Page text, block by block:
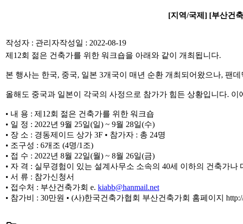
[지역/국제] [부산건
작성자 : 관리자작성일 : 2022-08-19
제12회 젊은 건축가를 위한 워크숍을 아래와 같이 개최됩니다.
본 행사는 한국, 중국, 일본 3개국이 매년 순환 개최되어왔으나, 팬
올해도 중국과 일본이 각국의 사정으로 참가가 힘든 상황입니다.
• 내 용 : 제12회 젊은 건축가를 위한 워크숍
• 일 정 : 2022년 9월 25일(일) ~ 9월 28일(수)
• 장 소 : 경동제이드 상가 3F • 참가자 : 총 24명
• 조구성 : 6개조 (4명/1조)
• 접 수 : 2022년 8월 22일(월) ~ 8월 26일(금)
• 자 격 : 실무경험이 있는 설계사무소 소속의 40세 이하의 건축가나
• 서 류 : 참가신청서
• 접수처 : 부산건축가회 e. kiabb@hanmail.net
• 참가비 : 30만원 • (사)한국건축가협회 부산건축가회 홈페이지